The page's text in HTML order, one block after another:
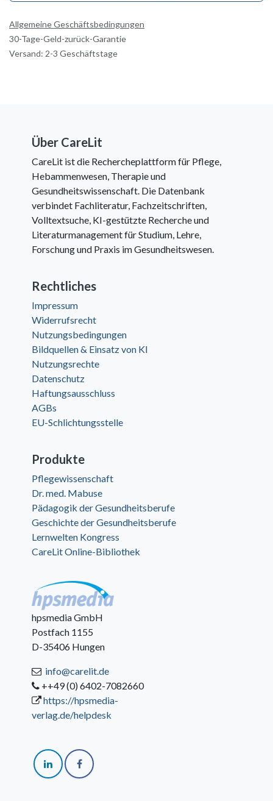
Allgemeine Geschäftsbedingungen
30-Tage-Geld-zurück-Garantie
Versand: 2-3 Geschäftstage
Über CareLit
CareLit ist die Rechercheplattform für Pflege,
Hebammenwesen, Therapie und
Gesundheitswissenschaft. Die Datenbank
verbindet Fachliteratur, Fachzeitschriften,
Volltextsuche, KI-gestützte Recherche und
Literaturmanagement für Studium, Lehre,
Forschung und Praxis im Gesundheitswesen.
Rechtliches
Impressum
Widerrufsrecht
Nutzungsbedingungen
Bildquellen & Einsatz von KI
Nutzungsrechte
Datenschutz
Haftungsausschluss
AGBs
EU-Schlichtungsstelle
Produkte
Pflegewissenschaft
Dr. med. Mabuse
Pädagogik der Gesundheitsberufe
Geschichte der Gesundheitsberufe
Lernwelten Kongress
CareLit Online-Bibliothek
hpsmedia GmbH
Postfach 1155
D-35406 Hungen
info@carelit.de
++49 (0) 6402-7082660
https://hpsmedia-
verlag.de/helpdesk